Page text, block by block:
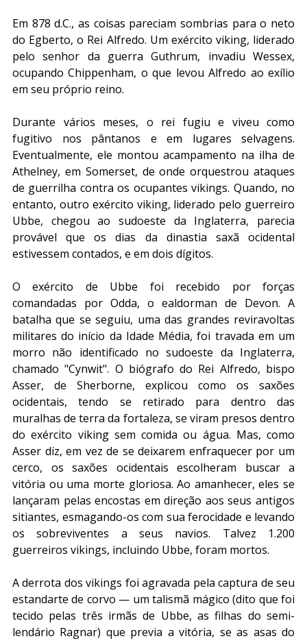
Em 878 d.C., as coisas pareciam sombrias para o neto
do Egberto, o Rei Alfredo. Um exército viking, liderado
pelo senhor da guerra Guthrum, invadiu Wessex,
ocupando Chippenham, o que levou Alfredo ao exílio
em seu próprio reino.
Durante vários meses, o rei fugiu e viveu como
fugitivo nos pântanos e em lugares selvagens.
Eventualmente, ele montou acampamento na ilha de
Athelney, em Somerset, de onde orquestrou ataques
de guerrilha contra os ocupantes vikings. Quando, no
entanto, outro exército viking, liderado pelo guerreiro
Ubbe, chegou ao sudoeste da Inglaterra, parecia
provável que os dias da dinastia saxã ocidental
estivessem contados, e em dois dígitos.
O exército de Ubbe foi recebido por forças
comandadas por Odda, o ealdorman de Devon. A
batalha que se seguiu, uma das grandes reviravoltas
militares do início da Idade Média, foi travada em um
morro não identificado no sudoeste da Inglaterra,
chamado "Cynwit". O biógrafo do Rei Alfredo, bispo
Asser, de Sherborne, explicou como os saxões
ocidentais, tendo se retirado para dentro das
muralhas de terra da fortaleza, se viram presos dentro
do exército viking sem comida ou água. Mas, como
Asser diz, em vez de se deixarem enfraquecer por um
cerco, os saxões ocidentais escolheram buscar a
vitória ou uma morte gloriosa. Ao amanhecer, eles se
lançaram pelas encostas em direção aos seus antigos
sitiantes, esmagando-os com sua ferocidade e levando
os sobreviventes a seus navios. Talvez 1.200
guerreiros vikings, incluindo Ubbe, foram mortos.
A derrota dos vikings foi agravada pela captura de seu
estandarte de corvo — um talismã mágico (dito que foi
tecido pelas três irmãs de Ubbe, as filhas do semi-
lendário Ragnar) que previa a vitória, se as asas do